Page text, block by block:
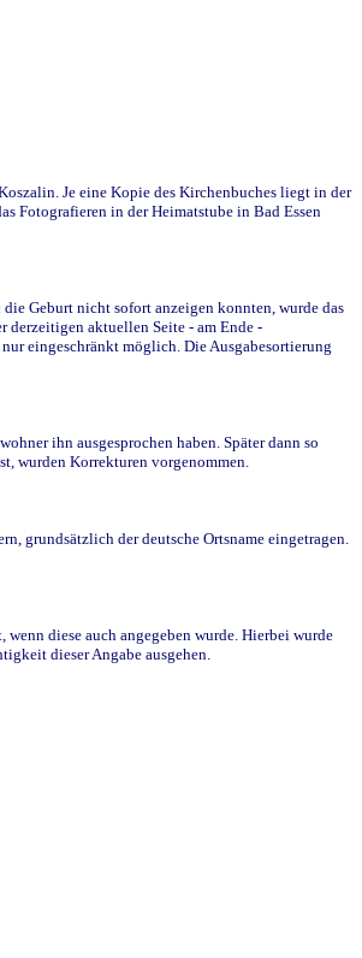
Je eine Kopie des Kirchenbuches liegt in der
Fotografieren in der Heimatstube in Bad Essen
Geburt nicht sofort anzeigen konnten, wurde das
derzeitigen aktuellen Seite - am Ende -
eingeschränkt möglich. Die Ausgabesortierung
ihn ausgesprochen haben. Später dann so
wurden Korrekturen vorgenommen.
grundsätzlich der deutsche Ortsname eingetragen.
diese auch angegeben wurde. Hierbei wurde
dieser Angabe ausgehen.